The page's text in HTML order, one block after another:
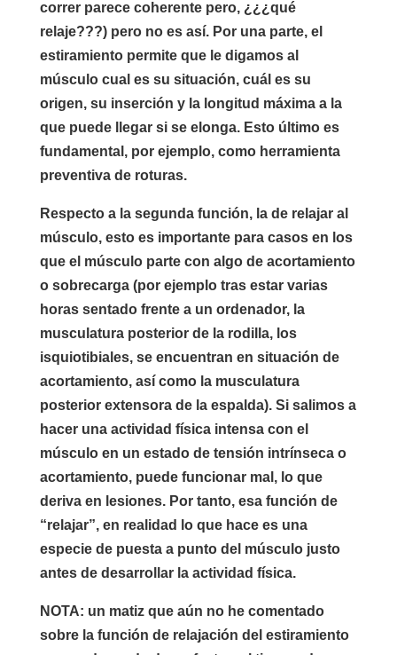
correr parece coherente pero, ¿¿¿qué
relaje???) pero no es así. Por una parte, el
estiramiento permite que le digamos al
músculo cual es su situación, cuál es su
origen, su inserción y la longitud máxima a la
que puede llegar si se elonga. Esto último es
fundamental, por ejemplo, como herramienta
preventiva de roturas.
Respecto a la segunda función, la de relajar al
músculo, esto es importante para casos en los
que el músculo parte con algo de acortamiento
o sobrecarga (por ejemplo tras estar varias
horas sentado frente a un ordenador, la
musculatura posterior de la rodilla, los
isquiotibiales, se encuentran en situación de
acortamiento, así como la musculatura
posterior extensora de la espalda). Si salimos a
hacer una actividad física intensa con el
músculo en un estado de tensión intrínseca o
acortamiento, puede funcionar mal, lo que
deriva en lesiones. Por tanto, esa función de
“relajar”, en realidad lo que hace es una
especie de puesta a punto del músculo justo
antes de desarrollar la actividad física.
NOTA: un matiz que aún no he comentado
sobre la función de relajación del estiramiento